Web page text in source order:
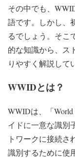
その中でも、
語です。しかし、
るでしょう。そこ
的な知識から、ス
りやすく解説して
WWIDとは？
WWIDは、「
イドに一意な識別
トワークに接続さ
識別するために使